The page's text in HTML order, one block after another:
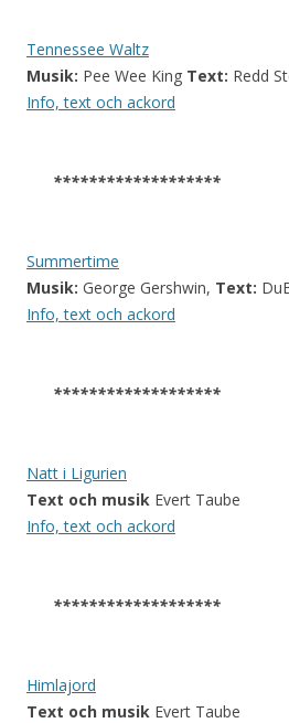
Tennessee Waltz
Musik: Pee Wee King Text: Redd
Info, text och ackord
*******************
Summertime
Musik: George Gershwin, Text:
Info, text och ackord
*******************
Natt i Ligurien
Text och musik Evert Taube
Info, text och ackord
*******************
Himlajord
Text och musik Evert Taube